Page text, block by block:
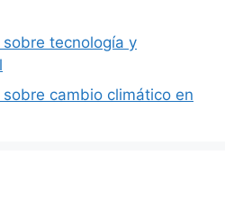
tecnología y
cambio climático en